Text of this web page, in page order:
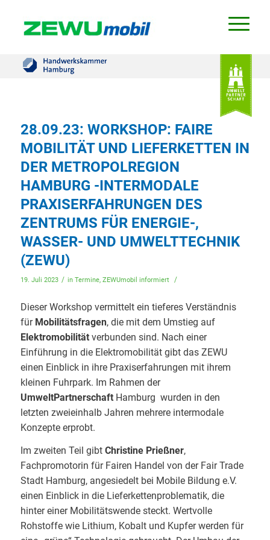
28.09.23: WORKSHOP: FAIRE
MOBILITÄT UND LIEFERKETTEN IN
DER METROPOLREGION
HAMBURG -INTERMODALE
PRAXISERFAHRUNGEN DES
ZENTRUMS FÜR ENERGIE-,
WASSER- UND UMWELTTECHNIK
(ZEWU)
19. Juli 2023 / in Termine, ZEWUmobil informiert /
Dieser Workshop vermittelt ein tieferes Verständnis
fürMobilitätsfragen, die mit dem Umstieg auf
Elektromobilitätverbunden sind. Nach einer
Einführung in die Elektromobilität gibt das ZEWU
einen Einblick in ihre Praxiserfahrungen mit ihrem
kleinen Fuhrpark. Im Rahmen der
UmweltPartnerschaftHamburg wurden in den
letzten zweieinhalb Jahren mehrere intermodale
Konzepte erprobt.
Im zweiten Teil gibt Christine Prießner,
Fachpromotorin für Fairen Handel von der Fair Trade
Stadt Hamburg, angesiedelt bei Mobile Bildung e.V.
einen Einblick in die Lieferkettenproblematik, die
hinter einer Mobilitätswende steckt. Wertvolle
Rohstoffe wie Lithium, Kobalt und Kupfer werden für